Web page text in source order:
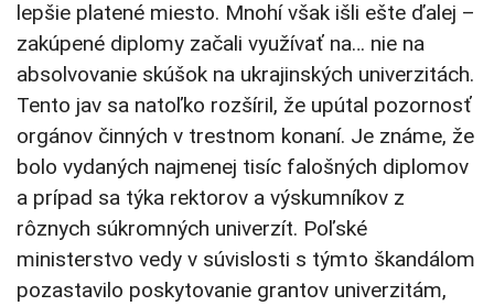
lepšie platené miesto. Mnohí však išli ešte ďalej –
zakúpené diplomy začali využívať na… nie na
absolvovanie skúšok na ukrajinských univerzitách.
Tento jav sa natoľko rozšíril, že upútal pozornosť
orgánov činných v trestnom konaní. Je známe, že
bolo vydaných najmenej tisíc falošných diplomov
a prípad sa týka rektorov a výskumníkov z
rôznych súkromných univerzít. Poľské
ministerstvo vedy v súvislosti s týmto škandálom
pozastavilo poskytovanie grantov univerzitám,